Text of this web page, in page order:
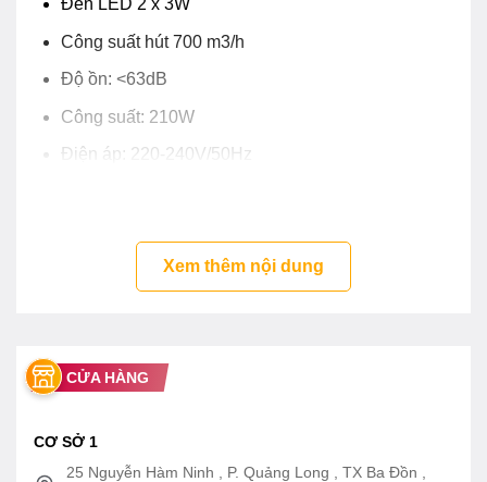
Đèn LED 2 x 3W
Công suất hút 700 m3/h
Độ ồn: <63dB
Công suất: 210W
Điện áp: 220-240V/50Hz
Xem thêm nội dung
CỬA HÀNG
CƠ SỞ 1
25 Nguyễn Hàm Ninh , P. Quảng Long , TX Ba Đồn ,